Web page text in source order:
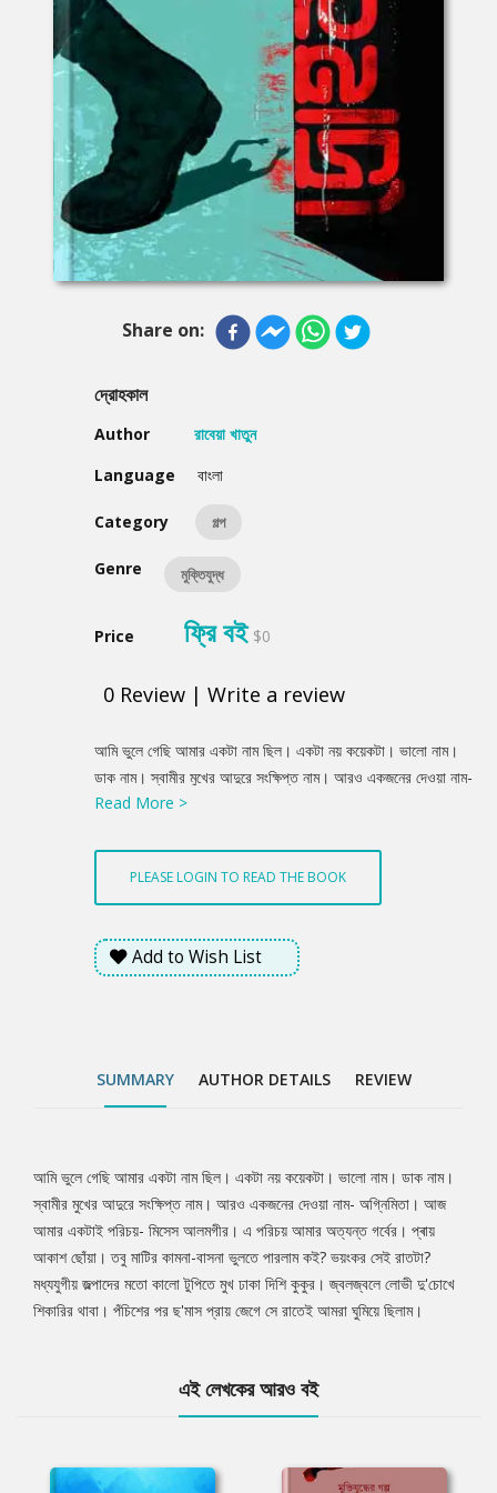
Share on:
দ্রোহকাল
Author
রাবেয়া খাতুন
Language
বাংলা
Category গল্প
Genre মুক্তিযুদ্ধ
Price ফ্রি বই $0
0 Review | Write a review
Product
Summery
আমি ভুলে গেছি আমার একটা নাম ছিল। একটা নয় কয়েকটা। ভালো নাম।
ডাক নাম। স্বামীর মুখের আদুরে সংক্ষিপ্ত নাম। আরও একজনের দেওয়া নাম-
অগ্নিমিতা। আজ আমার একটাই পরিচয়- মিসেস আলমগীর। এ পরিচয় আমার
কই? ভয়ংকর সেই রাতটা? মধ্যযুগীয় জল্পাদের মতো কালো টুপিতে মুখ ঢাকা দিশি
কুকুর। জ্বলজ্বলে লোভী দু'চোখে শিকারির থাবা। পঁচিশের পর ছ'মাস প্রায়
জেগে সে রাতেই আমরা ঘুমিয়ে ছিলাম।
Read More >
PLEASE LOGIN TO READ THE BOOK
Add to Wish List
SUMMARY AUTHOR DETAILS REVIEW
Tab
Article
আমি ভুলে গেছি আমার একটা নাম ছিল। একটা নয় কয়েকটা। ভালো নাম। ডাক নাম।
স্বামীর মুখের আদুরে সংক্ষিপ্ত নাম। আরও একজনের দেওয়া নাম- অগ্নিমিতা। আজ
আমার একটাই পরিচয়- মিসেস আলমগীর। এ পরিচয় আমার অত্যন্ত গর্বের। প্ৰায়
আকাশ ছোঁয়া। তবু মাটির কামনা-বাসনা ভুলতে পারলাম কই? ভয়ংকর সেই রাতটা?
মধ্যযুগীয় জল্পাদের মতো কালো টুপিতে মুখ ঢাকা দিশি কুকুর। জ্বলজ্বলে লোভী দু'চোখে
শিকারির থাবা। পঁচিশের পর ছ'মাস প্রায় জেগে সে রাতেই আমরা ঘুমিয়ে ছিলাম।
এই লেখকের আরও বই